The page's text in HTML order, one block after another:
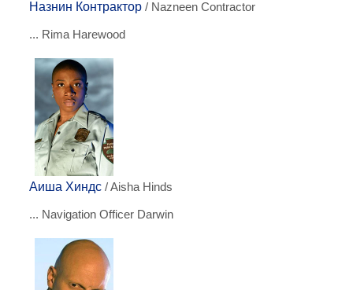
Назнин Контрактор / Nazneen Contractor
... Rima Harewood
Аиша Хиндс / Aisha Hinds
... Navigation Officer Darwin